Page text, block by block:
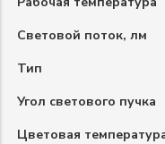
Световой поток, лм
Тип
Угол светового пучка
Цветовая